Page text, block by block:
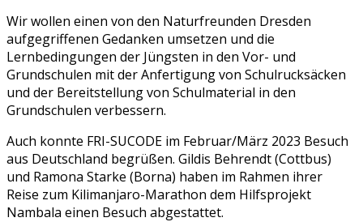
Wir wollen einen von den Naturfreunden Dresden
aufgegriffenen Gedanken umsetzen und die
Lernbedingungen der Jüngsten in den Vor- und
Grundschulen mit der Anfertigung von Schulrucksäcken
und der Bereitstellung von Schulmaterial in den
Grundschulen verbessern.
Auch konnte FRI-SUCODE im Februar/März 2023 Besuch
aus Deutschland begrüßen. Gildis Behrendt (Cottbus)
und Ramona Starke (Borna) haben im Rahmen ihrer
Reise zum Kilimanjaro-Marathon dem Hilfsprojekt
Nambala einen Besuch abgestattet.